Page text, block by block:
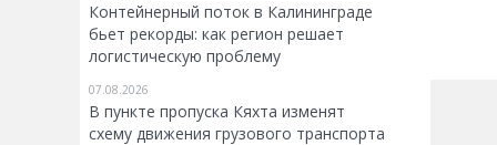
Контейнерный поток в Калининграде
бьет рекорды: как регион решает
логистическую проблему
07.08.2026
В пункте пропуска Кяхта изменят
схему движения грузового транспорта